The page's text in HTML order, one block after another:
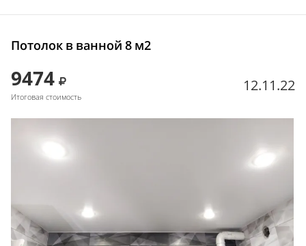
Потолок в ванной 8 м2
9474
Итоговая стоимость
12.11.22